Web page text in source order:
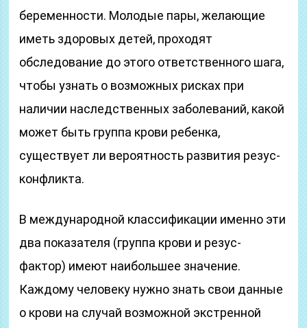
беременности. Молодые пары, желающие
иметь здоровых детей, проходят
обследование до этого ответственного шага,
чтобы узнать о возможных рисках при
наличии наследственных заболеваний, какой
может быть группа крови ребенка,
существует ли вероятность развития резус-
конфликта.
В международной классификации именно эти
два показателя (группа крови и резус-
фактор) имеют наибольшее значение.
Каждому человеку нужно знать свои данные
о крови на случай возможной экстренной